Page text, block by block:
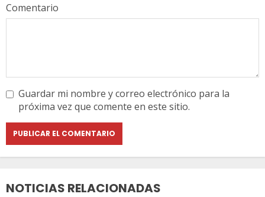
Comentario
Guardar mi nombre y correo electrónico para la
próxima vez que comente en este sitio.
NOTICIAS RELACIONADAS